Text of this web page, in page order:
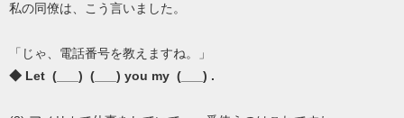
私の同僚は、こう言いました。
「じゃ、電話番号を教えますね。」
◆ Let (___) (___) you my (___) .